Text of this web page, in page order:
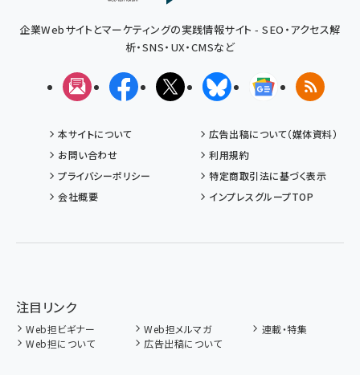
企業Webサイトとマーケティングの実践情報サイト - SEO・アクセス解
析・SNS・UX・CMSなど
メルマガFacebookX(エックス)BlueskyGoogleニュ
RSS
本サイトについて
広告出稿について（媒体資料）
お問い合わせ
利用規約
プライバシーポリシー
特定商取引法に基づく表示
会社概要
インプレスグループTOP
注目リンク
Web担ビギナー Web担メルマガ
連載・特集
Web担について
広告出稿について